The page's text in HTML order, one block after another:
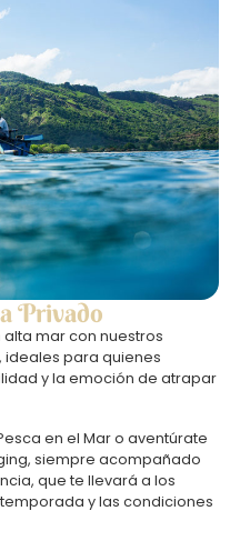
Privado
mar con nuestros
ideales para quienes
y la emoción de atrapar
en el Mar o aventúrate
siempre acompañado
que te llevará a los
y las condiciones